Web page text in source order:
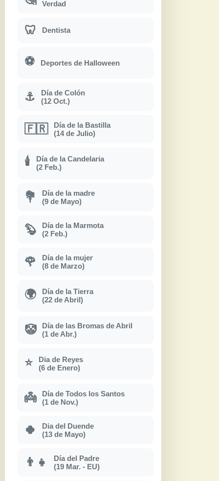
Verdad
🦷 Dentista
⚽ Deportes de Halloween
⚓
Día de Colón
(12 Oct.)
🇫🇷
Día de la Bastilla
(14 de Julio)
🕯
Día de la Candelaria
(2 Feb.)
💐
Día de la madre
(9 de Mayo)
🦫
Día de la Marmota
(2 Feb.)
🌹
Día de la mujer
(8 de Marzo)
🌍
Día de la Tierra
(22 de Abril)
🤡
Día de las Bromas de Abril
(1 de Abr.)
⭐
Dia de Reyes
(6 de Enero)
👼
Día de Todos los Santos
(1 de Nov.)
🍀
Dia del Duende
(13 de Mayo)
👨‍👧
Día del Padre
(19 Mar. - EU)